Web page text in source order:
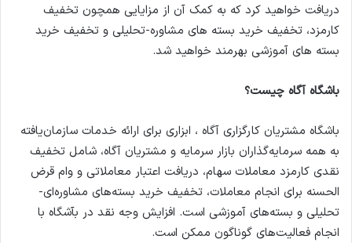
دریافت خواهید کرد که به کمک آن از مزایایی همچون تخفیف
کارمزد، تخفیف خرید بسته های مشاوره-تحلیلی و تخفیف خرید
بسته های آموزشی بهرمند خواهید شد.
باشگاه آگاه چیست؟
باشگاه مشتریان کارگزاری آگاه ، ابزاری برای ارائه خدمات سازمان‌یافته
به همه سرمایه‌گذاران بازار سرمایه و مشتریان آگاه، شامل تخفیف
نقدی کارمزد معاملات سهام، دریافت اعتبار معاملاتی و وام قرض
الحسنه برای انجام معاملات، تخفیف خرید بسته‌های مشاوره‌ای-
تحلیلی و بسته‌های آموزشی است. افزایش وجه نقد در بآشگاه با
انجام فعالیت‌های گوناگون ممکن است.